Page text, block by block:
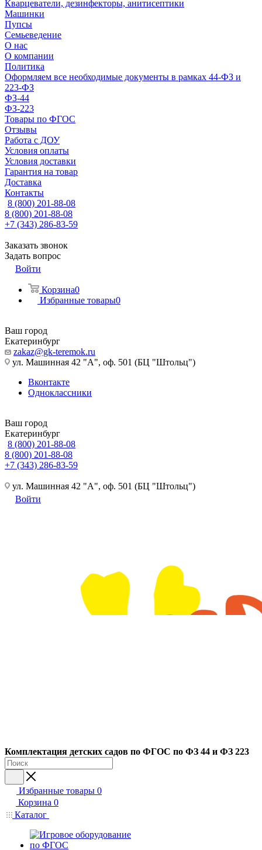
Кварцеватели, дезинфекторы, анитисептики
Машинки
Пупсы
Семьеведение
О нас
О компании
Политика
Оформляем все необходимые документы в рамках 44-ФЗ и
223-ФЗ
ФЗ-44
ФЗ-223
Товары по ФГОС
Отзывы
Работа с ДОУ
Условия оплаты
Условия доставки
Гарантия на товар
Доставка
Контакты
8 (800) 201-88-08
8 (800) 201-88-08
+7 (343) 286-83-59
Заказать звонок
Задать вопрос
Войти
Корзина0
Избранные товары0
Ваш город
Екатеринбург
zakaz@gk-teremok.ru
ул. Машинная 42 "А", оф. 501 (БЦ "Штольц")
Вконтакте
Одноклассники
Ваш город
Екатеринбург
8 (800) 201-88-08
8 (800) 201-88-08
+7 (343) 286-83-59
ул. Машинная 42 "А", оф. 501 (БЦ "Штольц")
Войти
Комплектация детских садов по ФГОC по ФЗ 44 и ФЗ 223
Избранные товары 0
Корзина 0
Каталог